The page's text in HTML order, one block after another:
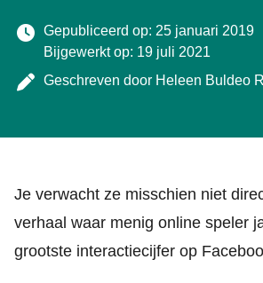
Gepubliceerd op: 25 januari 2019
Bijgewerkt op: 19 juli 2021
Geschreven door Heleen Buldeo
Je verwacht ze misschien niet
verhaal waar menig online speler
grootste interactiecijfer op